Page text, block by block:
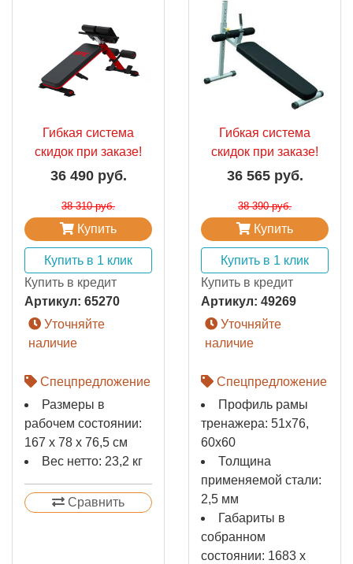
Гибкая система
скидок при заказе!
36 490 руб.
38 310 руб.
Купить
Купить в 1 клик
Купить в кредит
Артикул: 65270
Уточняйте
наличие
Спецпредложение
Размеры в
рабочем состоянии:
167 х 78 х 76,5 см
Вес нетто: 23,2 кг
Сравнить
Гибкая система
скидок при заказе!
36 565 руб.
38 390 руб.
Купить
Купить в 1 клик
Купить в кредит
Артикул: 49269
Уточняйте
наличие
Спецпредложение
Профиль рамы
тренажера: 51х76,
60х60
Толщина
применяемой стали:
2,5 мм
Габариты в
собранном
состоянии: 1683 x